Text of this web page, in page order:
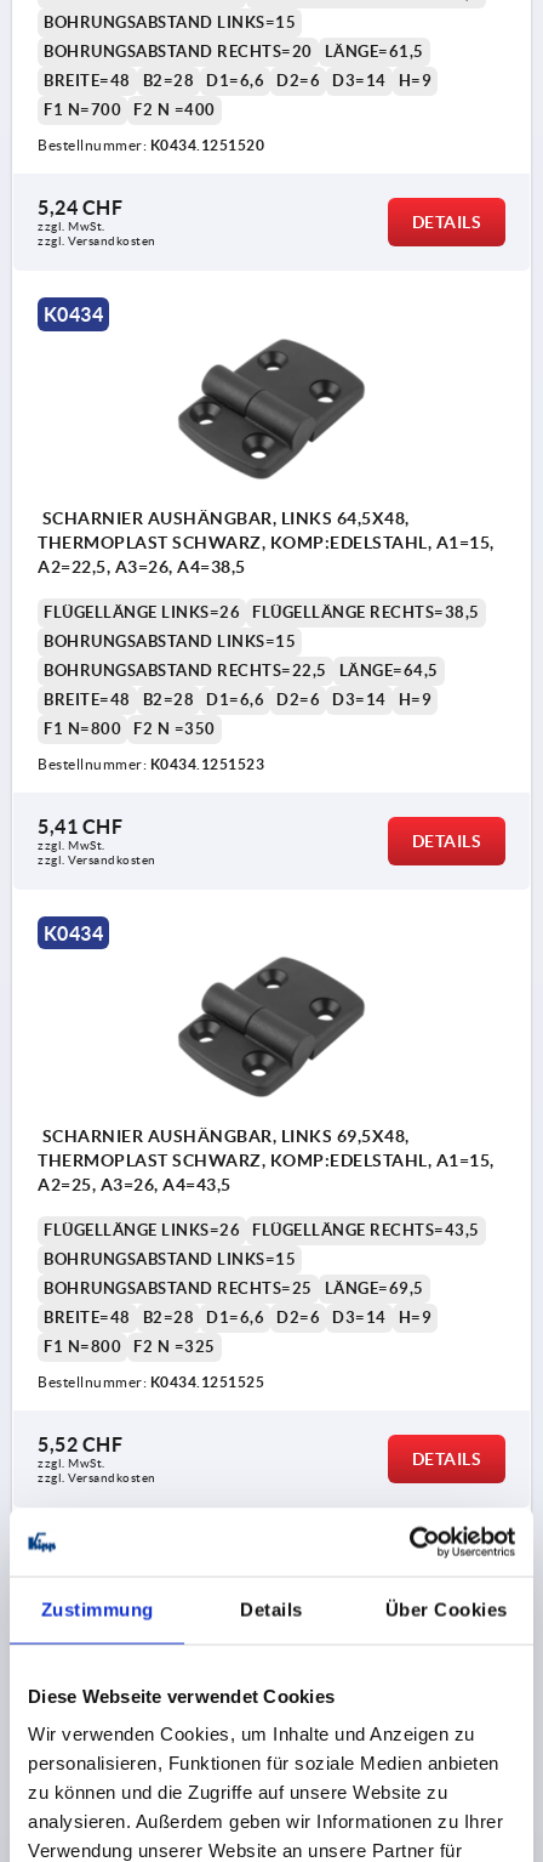
Zustimmung Details Über Cookies
Diese Webseite verwendet Cookies
Wir verwenden Cookies, um Inhalte und Anzeigen zu
personalisieren, Funktionen für soziale Medien anbieten
zu können und die Zugriffe auf unsere Website zu
analysieren. Außerdem geben wir Informationen zu Ihrer
Verwendung unserer Website an unsere Partner für
BOHRUNGSABSTAND LINKS=15
BOHRUNGSABSTAND RECHTS=20
LÄNGE=61,5
BREITE=48
B2=28 D1=6,6 D2=6 D3=14
H=9
F1 N=700
F2 N =400
Bestellnummer: K0434.1251520
5,24 CHF
zzgl. MwSt.
zzgl. Versandkosten
DETAILS
K0434
SCHARNIER AUSHÄNGBAR, LINKS 64,5X48,
THERMOPLAST SCHWARZ, KOMP:EDELSTAHL, A1=15,
A2=22,5, A3=26, A4=38,5
FLÜGELLÄNGE LINKS=26
FLÜGELLÄNGE RECHTS=38,5
BOHRUNGSABSTAND LINKS=15
BOHRUNGSABSTAND RECHTS=22,5
LÄNGE=64,5
BREITE=48
B2=28 D1=6,6 D2=6 D3=14
H=9
F1 N=800
F2 N =350
Bestellnummer: K0434.1251523
5,41 CHF
zzgl. MwSt.
zzgl. Versandkosten
DETAILS
K0434
SCHARNIER AUSHÄNGBAR, LINKS 69,5X48,
THERMOPLAST SCHWARZ, KOMP:EDELSTAHL, A1=15,
A2=25, A3=26, A4=43,5
FLÜGELLÄNGE LINKS=26
FLÜGELLÄNGE RECHTS=43,5
BOHRUNGSABSTAND LINKS=15
BOHRUNGSABSTAND RECHTS=25
LÄNGE=69,5
BREITE=48
B2=28 D1=6,6 D2=6 D3=14
H=9
F1 N=800
F2 N =325
Bestellnummer: K0434.1251525
5,52 CHF
zzgl. MwSt.
zzgl. Versandkosten
DETAILS
K0434
SCHARNIER AUSHÄNGBAR, LINKS 74,5X48,
THERMOPLAST SCHWARZ, KOMP:EDELSTAHL, A1=15,
A2=27,5, A3=26, A4=48,5
FLÜGELLÄNGE LINKS=26
FLÜGELLÄNGE RECHTS=48,5